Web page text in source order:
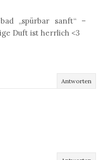
„spürbar sanft“ –
Duft ist herrlich <3
Antworten